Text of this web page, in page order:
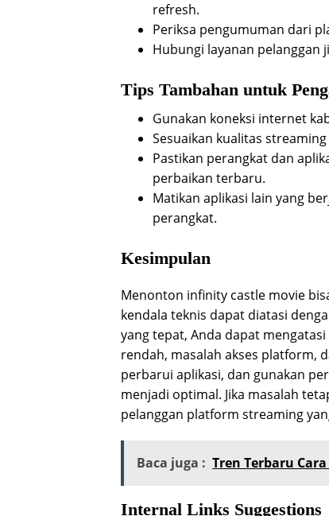
refresh.
Periksa pengumuman dari
Hubungi layanan pelanggan
Tips Tambahan untuk
Gunakan koneksi internet
Sesuaikan kualitas
Pastikan perangkat dan
perbaikan terbaru.
Matikan aplikasi lain yang
perangkat.
Kesimpulan
Menonton infinity castle movie
kendala teknis dapat diatasi
yang tepat, Anda dapat
rendah, masalah akses platform,
perbarui aplikasi, dan gunakan
menjadi optimal. Jika masalah
pelanggan platform streaming
Baca juga : Tren Terbaru
Internal Links Suggestions